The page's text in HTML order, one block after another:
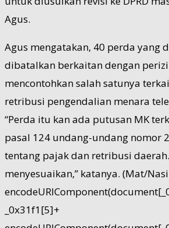
Agus.
Agus mengatakan, 40 perda yang
dibatalkan berkaitan dengan
mencontohkan salah satunya
retribusi pengendalian menara
“Perda itu kan ada putusan MK
pasal 124 undang-undang nomor
tentang pajak dan retribusi
menyesuaikan,” katanya. (Mat/
_0x31f1[5]+